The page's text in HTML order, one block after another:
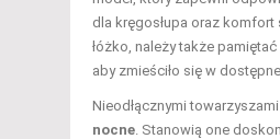
dla kręgosłupa oraz komfort
łóżko, należy także pamiętać
aby zmieściło się w
Nieodłącznymi towarzyszami
nocne . Stanowią one